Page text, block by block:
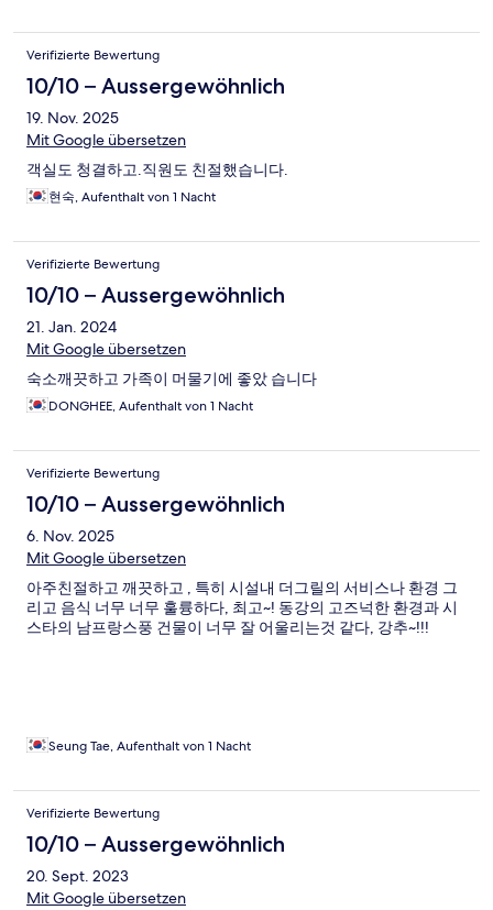
Verifizierte Bewertung
10/10 – Aussergewöhnlich
19. Nov. 2025
Mit Google übersetzen
객실도 청결하고.직원도 친절했습니다.
현숙, Aufenthalt von 1 Nacht
Verifizierte Bewertung
10/10 – Aussergewöhnlich
21. Jan. 2024
Mit Google übersetzen
숙소깨끗하고 가족이 머물기에 좋았 습니다
DONGHEE, Aufenthalt von 1 Nacht
Verifizierte Bewertung
10/10 – Aussergewöhnlich
6. Nov. 2025
Mit Google übersetzen
아주친절하고 깨끗하고 , 특히 시설내 더그릴의 서비스나 환경 그
리고 음식 너무 너무 훌륭하다, 최고~! 동강의 고즈넉한 환경과 시
스타의 남프랑스풍 건물이 너무 잘 어울리는것 같다, 강추~!!!
Seung Tae, Aufenthalt von 1 Nacht
Verifizierte Bewertung
10/10 – Aussergewöhnlich
20. Sept. 2023
Mit Google übersetzen